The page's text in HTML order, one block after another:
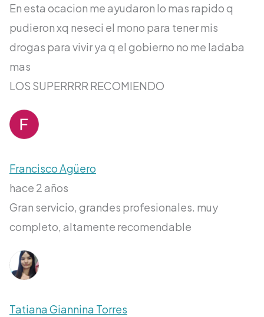
En esta ocacion me ayudaron lo mas rapido q
pudieron xq neseci el mono para tener mis
drogas para vivir ya q el gobierno no me ladaba
mas
LOS SUPERRRR RECOMIENDO
Francisco Agüero
hace 2 años
Gran servicio, grandes profesionales. muy
completo, altamente recomendable
Tatiana Giannina Torres